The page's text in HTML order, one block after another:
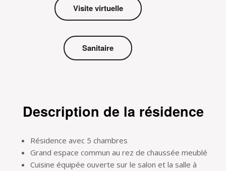
Visite virtuelle
Sanitaire
Description de la résidence
Résidence avec 5 chambres
Grand espace commun au rez de chaussée meublé
Cuisine équipée ouverte sur le salon et la salle à